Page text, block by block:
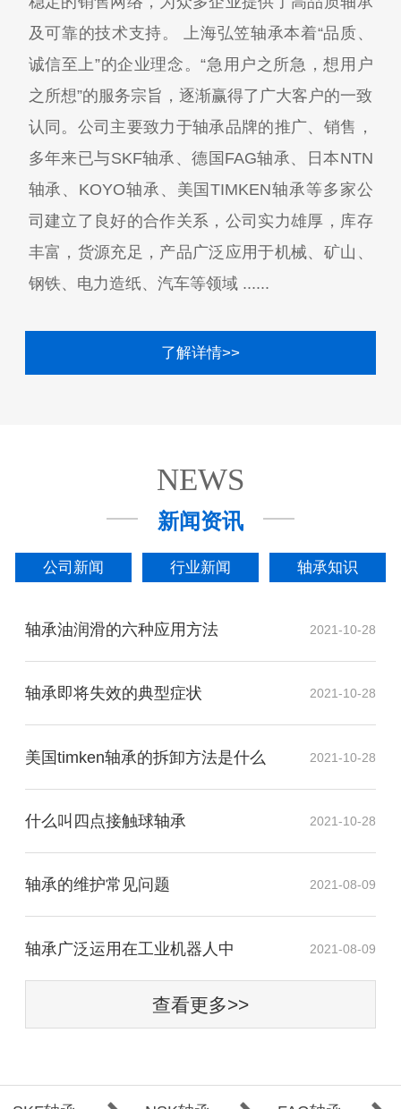
及可靠的技术支持。 上海弘笠轴承本着“品质、
诚信至上”的企业理念。“急用户之所急，想用户
之所想”的服务宗旨，逐渐赢得了广大客户的一致
认同。公司主要致力于轴承品牌的推广、销售，
多年来已与SKF轴承、德国FAG轴承、日本NTN
轴承、KOYO轴承、美国TIMKEN轴承等多家公
司建立了良好的合作关系，公司实力雄厚，库存
丰富，货源充足，产品广泛应用于机械、矿山、
钢铁、电力造纸、汽车等领域 ......
了解详情>>
NEWS
新闻资讯
公司新闻 行业新闻 轴承知识
轴承油润滑的六种应用方法 2021-10-28
轴承即将失效的典型症状 2021-10-28
美国timken轴承的拆卸方法是什么 2021-10-28
什么叫四点接触球轴承 2021-10-28
轴承的维护常见问题 2021-08-09
​轴承广泛运用在工业机器人中 2021-08-09
查看更多>>